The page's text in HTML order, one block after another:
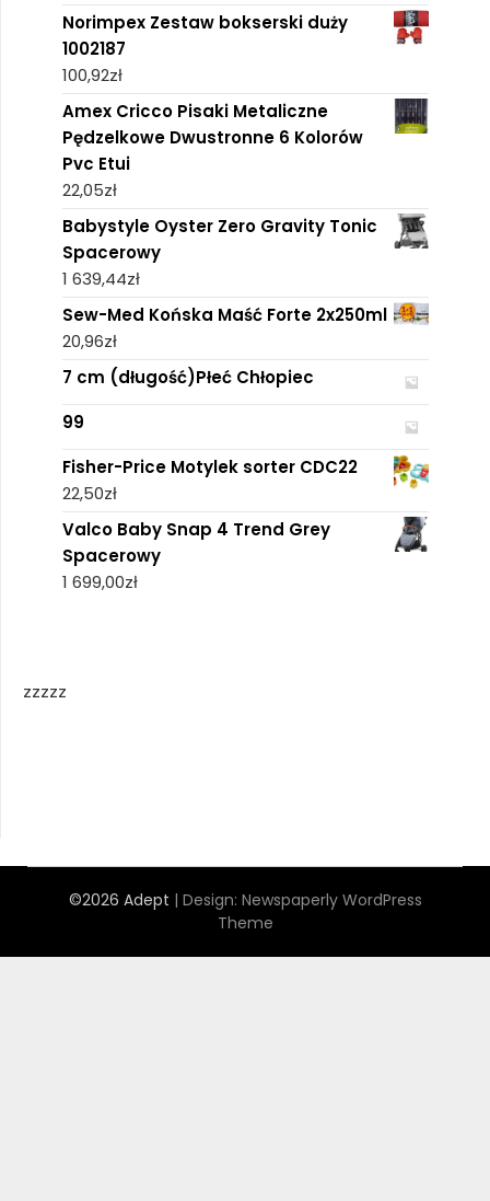
Norimpex Zestaw bokserski duży
1002187
100,92zł
Amex Cricco Pisaki Metaliczne
Pędzelkowe Dwustronne 6 Kolorów
Pvc Etui
22,05zł
Babystyle Oyster Zero Gravity Tonic
Spacerowy
1 639,44zł
Sew-Med Końska Maść Forte 2x250ml
20,96zł
7 cm (długość)Płeć Chłopiec
99
Fisher-Price Motylek sorter CDC22
22,50zł
Valco Baby Snap 4 Trend Grey
Spacerowy
1 699,00zł
zzzzz
©2026 Adept | Design: Newspaperly WordPress
Theme